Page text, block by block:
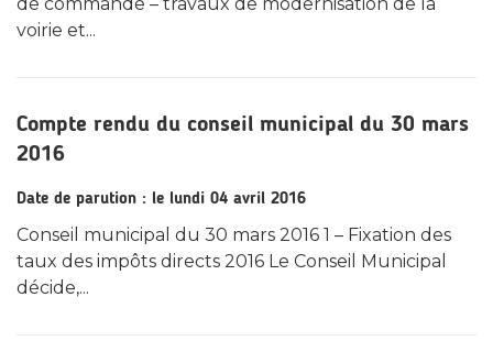
voirie et...
Compte rendu du conseil municipal du 30 mars
2016
Date de parution : le lundi 04 avril 2016
Conseil municipal du 30 mars 2016 1 – Fixation des
taux des impôts directs 2016 Le Conseil Municipal
décide,...